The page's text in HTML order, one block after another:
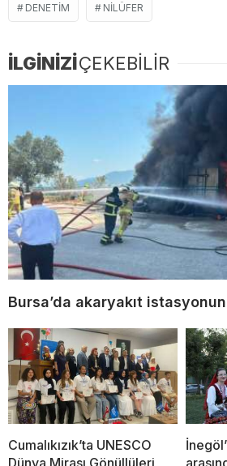
DENETIM NILÜFER
İLGİNİZİÇEKEBİLİR
Bursa’da akaryakıt
Cumalıkızık’ta UNESCO
Dünya Mirası Gönüllüleri